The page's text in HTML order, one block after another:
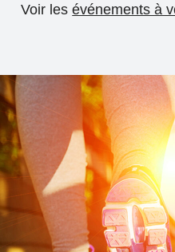
Voir lesévénements à